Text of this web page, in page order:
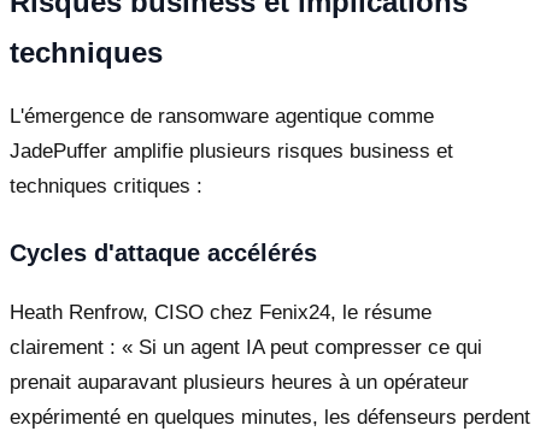
techniques
L'émergence de ransomware agentique comme
JadePuffer amplifie plusieurs risques business et
techniques critiques :
Cycles d'attaque accélérés
Heath Renfrow, CISO chez Fenix24, le résume
clairement : « Si un agent IA peut compresser ce qui
prenait auparavant plusieurs heures à un opérateur
expérimenté en quelques minutes, les défenseurs perdent